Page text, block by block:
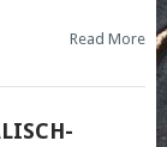
Read More